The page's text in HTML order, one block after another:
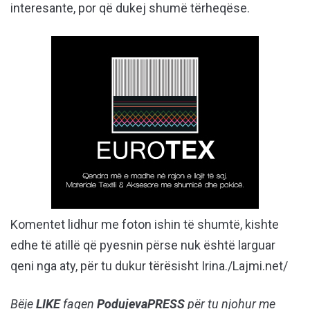
interesante, por që dukej shumë tërheqëse.
Komentet lidhur me foton ishin të shumtë, kishte
edhe të atillë që pyesnin përse nuk është larguar
qeni nga aty, për tu dukur tërësisht Irina./Lajmi.net/
BëjeLIKEfaqen PodujevaPRESSpër tu njohur me